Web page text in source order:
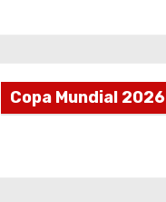
Copa Mundial 2026